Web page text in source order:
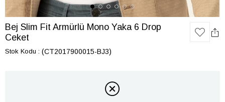
Bej Slim Fit Armürlü Mono Yaka 6 Drop
Ceket
Stok Kodu (CT2017900015-BJ3)